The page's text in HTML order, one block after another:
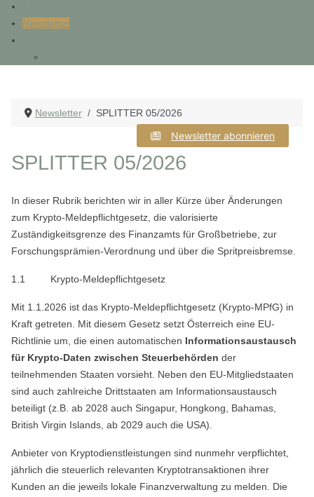
Newsletter
Newsletter SPLITTER 05/2026
Newsletter abonnieren
SPLITTER 05/2026
In dieser Rubrik berichten wir in aller Kürze über Änderungen
zum Krypto-Meldepflichtgesetz, die valorisierte
Zuständigkeitsgrenze des Finanzamts für Großbetriebe, zur
Forschungsprämien-Verordnung und über die Spritpreisbremse.
1.1 Krypto-Meldepflichtgesetz
Mit 1.1.2026 ist das Krypto-Meldepflichtgesetz (Krypto-MPfG) in
Kraft getreten. Mit diesem Gesetz setzt Österreich eine EU-
Richtlinie um, die einen automatischen Informationsaustausch
für Krypto-Daten zwischen Steuerbehörden der
teilnehmenden Staaten vorsieht. Neben den EU-Mitgliedstaaten
sind auch zahlreiche Drittstaaten am Informationsaustausch
beteiligt (z.B. ab 2028 auch Singapur, Hongkong, Bahamas,
British Virgin Islands, ab 2029 auch die USA).
Anbieter von Kryptodienstleistungen sind nunmehr verpflichtet,
jährlich die steuerlich relevanten Kryptotransaktionen ihrer
Kunden an die jeweils lokale Finanzverwaltung zu melden. Die